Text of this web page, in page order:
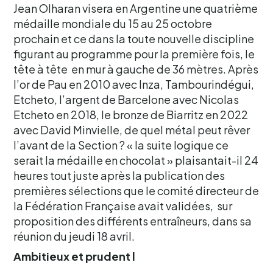
Jean Olharan visera en Argentine une quatrième
médaille mondiale du 15 au 25 octobre
prochain et ce dans la toute nouvelle discipline
figurant au programme pour la première fois, le
tête à tête en mur à gauche de 36 mètres. Après
l’or de Pau en 2010 avec Inza, Tambourindégui,
Etcheto, l’argent de Barcelone avec Nicolas
Etcheto en 2018, le bronze de Biarritz en 2022
avec David Minvielle, de quel métal peut rêver
l’avant de la Section ? « la suite logique ce
serait la médaille en chocolat » plaisantait-il 24
heures tout juste après la publication des
premières sélections que le comité directeur de
la Fédération Française avait validées, sur
proposition des différents entraîneurs, dans sa
réunion du jeudi 18 avril.
Ambitieux et prudent l